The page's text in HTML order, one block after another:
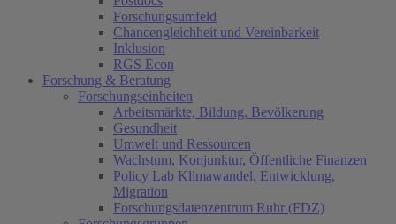
Forschungsumfeld
Chancengleichheit und Vereinbarkeit
Inklusion
RGS Econ
Forschung & Beratung
Forschungseinheiten
Arbeitsmärkte, Bildung, Bevölkerung
Gesundheit
Umwelt und Ressourcen
Wachstum, Konjunktur, Öffentliche Finanzen
Policy Lab Klimawandel, Entwicklung,
Migration
Forschungsdatenzentrum Ruhr (FDZ)